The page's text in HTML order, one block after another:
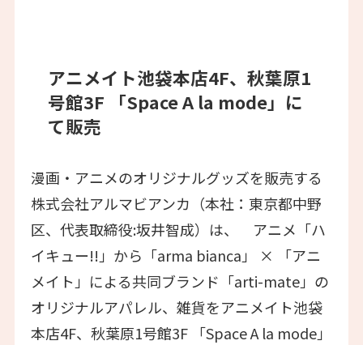
アニメイト池袋本店4F、秋葉原1
号館3F 「Space A la mode」に
て販売
漫画・アニメのオリジナルグッズを販売する
株式会社アルマビアンカ（本社：東京都中野
区、代表取締役:坂井智成）は、 アニメ「ハ
イキュー!!」から「arma bianca」 × 「アニ
メイト」による共同ブランド「arti-mate」の
オリジナルアパレル、雑貨をアニメイト池袋
本店4F、秋葉原1号館3F 「Space A la mode」